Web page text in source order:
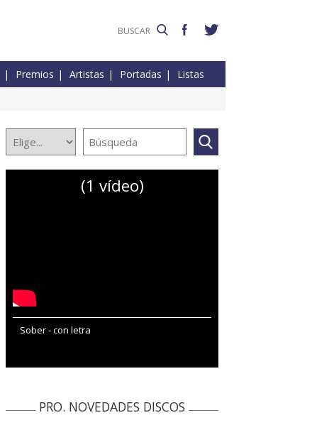
Premios Artistas Portadas Listas
(1 vídeo)
Sober - con letra
PRO. NOVEDADES DISCOS